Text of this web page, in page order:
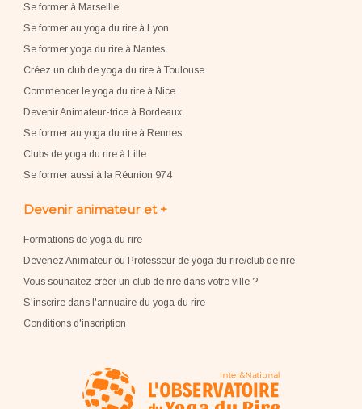
Se former à Marseille
Se former au yoga du rire à Lyon
Se former yoga du rire à Nantes
Créez un club de yoga du rire à Toulouse
Commencer le yoga du rire à Nice
Devenir Animateur-trice à Bordeaux
Se former au yoga du rire à Rennes
Clubs de yoga du rire à Lille
Se former aussi à la Réunion 974
Devenir animateur et +
Formations de yoga du rire
Devenez Animateur ou Professeur de yoga du rire/club de rire
Vous souhaitez créer un club de rire dans votre ville ?
S'inscrire dans l'annuaire du yoga du rire
Conditions d'inscription